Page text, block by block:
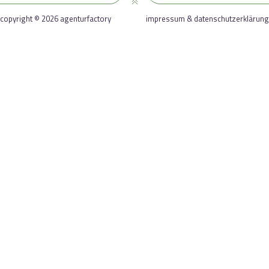
copyright © 2026 agenturfactory impressum & datenschutzerklärung